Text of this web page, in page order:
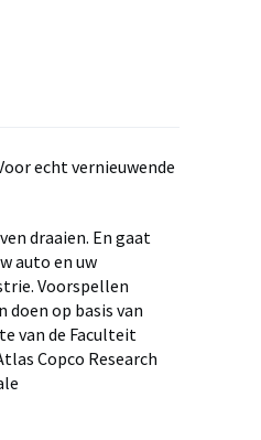
echt vernieuwende
draaien. En gaat
auto en uw
Voorspellen
doen op basis van
van de Faculteit
Copco Research